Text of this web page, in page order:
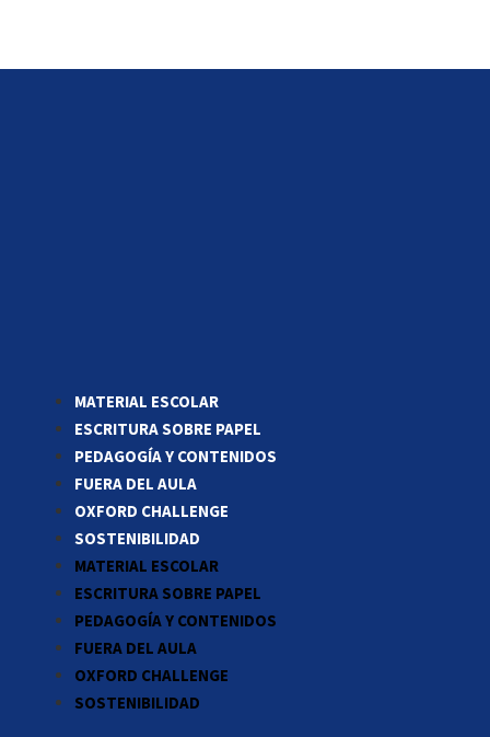
MATERIAL ESCOLAR
ESCRITURA SOBRE PAPEL
PEDAGOGÍA Y CONTENIDOS
FUERA DEL AULA
OXFORD CHALLENGE
SOSTENIBILIDAD
MATERIAL ESCOLAR
ESCRITURA SOBRE PAPEL
PEDAGOGÍA Y CONTENIDOS
FUERA DEL AULA
OXFORD CHALLENGE
SOSTENIBILIDAD